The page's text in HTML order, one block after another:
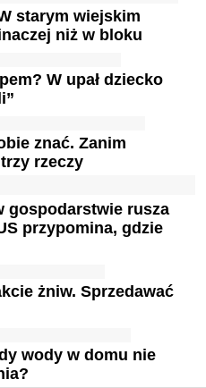
starym wiejskim
niż w bloku
W upał dziecko
znać. Zanim
rzeczy
gospodarstwie rusza
przypomina, gdzie
żniw. Sprzedawać
wody w domu nie